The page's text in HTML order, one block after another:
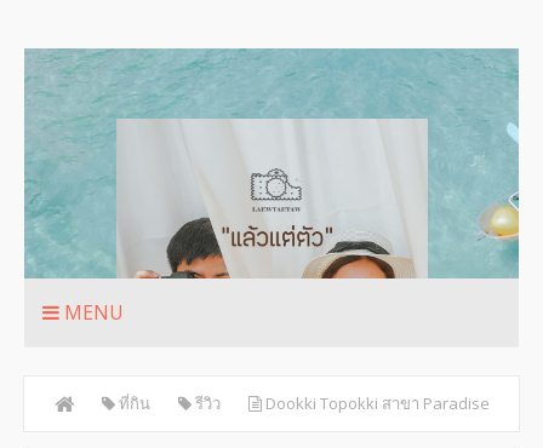
MENU
ที่กิน รีวิว Dookki Topokki สาขา Paradise